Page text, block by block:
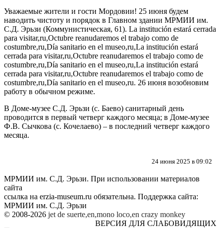
Уважаемые жители и гости Мордовии! 25 июня будем
наводить чистоту и порядок в Главном здании МРМИИ им.
С.Д. Эрьзи (Коммунистическая, 61). La institución estará cerrada
para visitar,ru,Octubre reanudaremos el trabajo como de
costumbre,ru,Día sanitario en el museo,ru,La institución estará
cerrada para visitar,ru,Octubre reanudaremos el trabajo como de
costumbre,ru,Día sanitario en el museo,ru,La institución estará
cerrada para visitar,ru,Octubre reanudaremos el trabajo como de
costumbre,ru,Día sanitario en el museo,ru. 26 июня возобновим
работу в обычном режиме.
В Доме-музее С.Д. Эрьзи (с. Баево) санитарный день
проводится в первый четверг каждого месяца; в Доме-музее
Ф.В. Сычкова (с. Кочелаево) – в последний четверг каждого
месяца.
24 июня 2025 в 09:02
МРМИИ им. С.Д. Эрьзи. При использовании материалов
сайта
ссылка на erzia-museum.ru обязательна. Поддержка сайта:
МРМИИ им. С.Д. Эрьзи
© 2008-2026 jet de suerte,en,mono loco,en crazy monkey
ВЕРСИЯ ДЛЯ СЛАБОВИДЯЩИХ